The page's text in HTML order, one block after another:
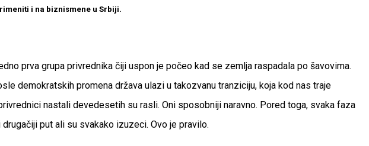
i na biznismene u Srbiji.
prva grupa privrednika čiji uspon je počeo kad se zemlja raspadala po šavovima.
demokratskih promena država ulazi u takozvanu tranziciju, koja kod nas traje
nastali devedesetih su rasli. Oni sposobniji naravno. Pored toga, svaka faza
put ali su svakako izuzeci. Ovo je pravilo.